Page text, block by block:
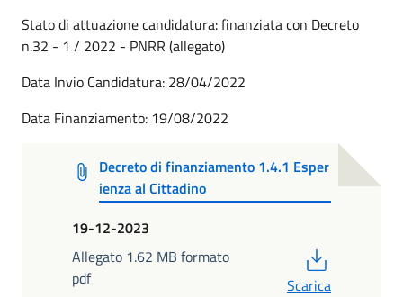
Stato di attuazione candidatura: finanziata con Decreto
n.32 - 1 / 2022 - PNRR (allegato)
Data Invio Candidatura: 28/04/2022
Data Finanziamento: 19/08/2022
Decreto di finanziamento 1.4.1 Esper
ienza al Cittadino
19-12-2023
Allegato 1.62 MB formato
pdf
Scarica